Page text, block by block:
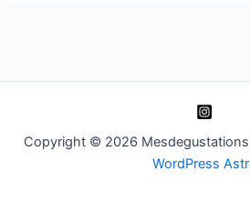
Copyright © 2026
WordPress